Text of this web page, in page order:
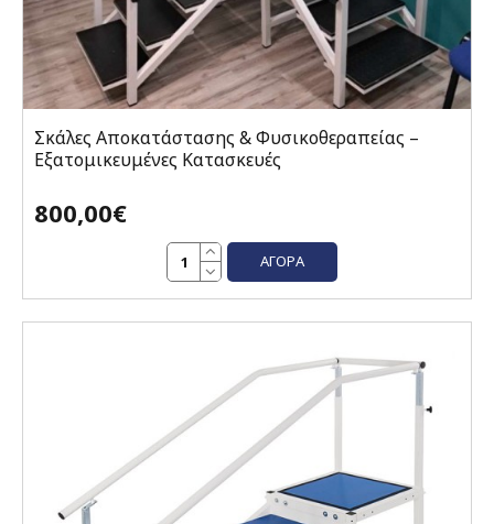
Σκάλες Αποκατάστασης & Φυσικοθεραπείας –
Εξατομικευμένες Κατασκευές
800,00€
ΑΓΟΡΆ